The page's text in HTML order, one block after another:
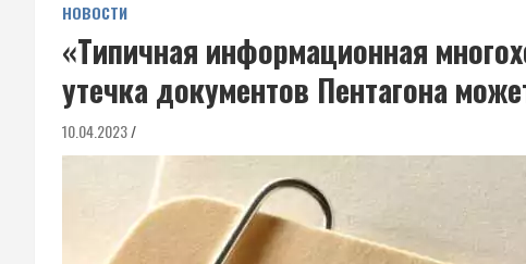
НОВОСТИ
«Типичная информационная
утечка документов Пентагона
10.04.2023